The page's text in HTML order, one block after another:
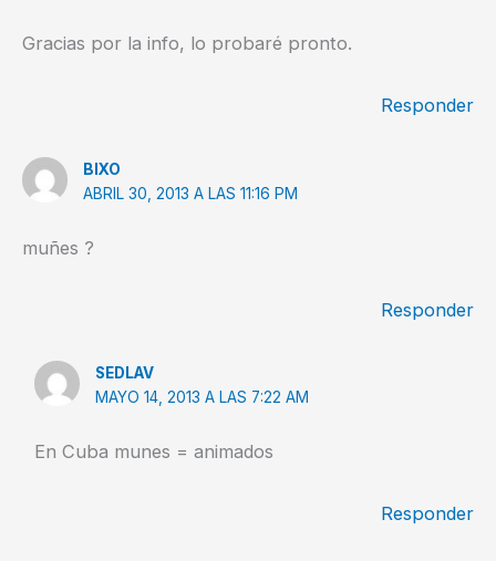
Gracias por la info, lo probaré pronto.
Responder
BIXO
ABRIL 30, 2013 A LAS 11:16 PM
muñes ?
Responder
SEDLAV
MAYO 14, 2013 A LAS 7:22 AM
En Cuba munes = animados
Responder